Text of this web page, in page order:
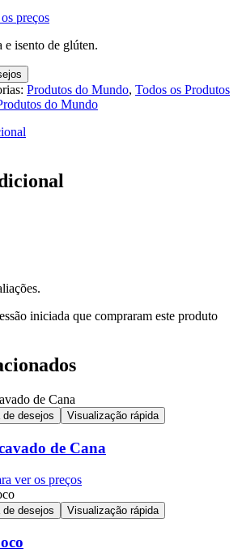
preços
isento de glúten.
Produtos do Mundo, Todos os Produtos
do Mundo
iniciada que compraram este produto
desejos Visualização rápida
de Cana
ver os preços
desejos Visualização rápida